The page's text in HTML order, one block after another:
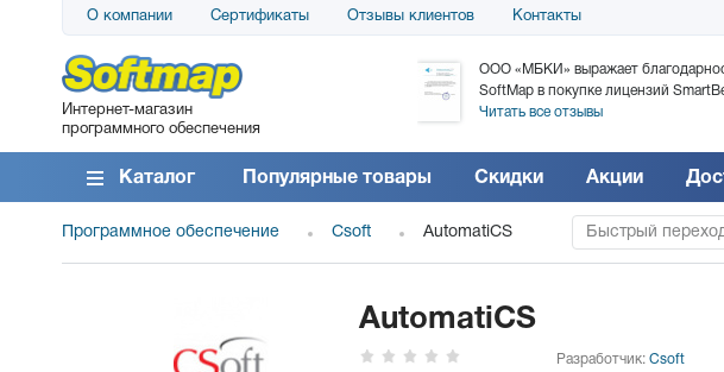
О компании Сертификаты Отзывы клиентов Контакты
Интернет-магазин
программного обеспечения
АО «АТС» благодарит компанию SoftMap за
поставку программного обеспечения SolarWinds
DameWare...
Читать все отзывы
ООО «МБКИ» выражает
SoftMap в покупке лицензий
Читать все отзывы
Каталог Популярные товары Скидки Акции
Программное обеспечение Csoft AutomatiCS Быстрый
AutomatiCS
Разработчик: Csoft